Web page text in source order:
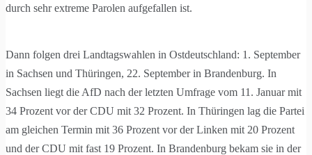
durch sehr extreme Parolen aufgefallen ist.
Dann folgen drei Landtagswahlen in Ostdeutschland: 1. September
in Sachsen und Thüringen, 22. September in Brandenburg. In
Sachsen liegt die AfD nach der letzten Umfrage vom 11. Januar mit
34 Prozent vor der CDU mit 32 Prozent. In Thüringen lag die Partei
am gleichen Termin mit 36 Prozent vor der Linken mit 20 Prozent
und der CDU mit fast 19 Prozent. In Brandenburg bekam sie in der